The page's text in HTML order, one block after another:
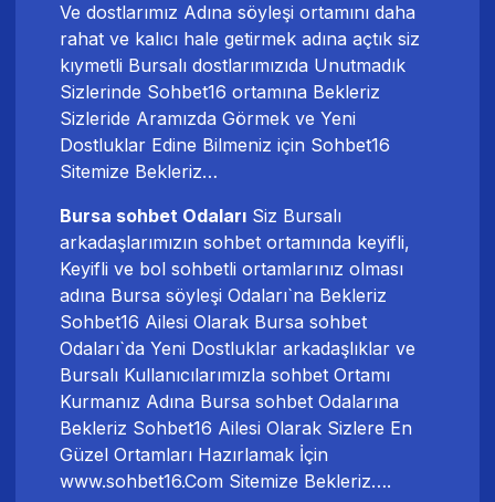
Ve dostlarımız Adına söyleşi ortamını daha
rahat ve kalıcı hale getirmek adına açtık siz
kıymetli Bursalı dostlarımızıda Unutmadık
Sizlerinde Sohbet16 ortamına Bekleriz
Sizleride Aramızda Görmek ve Yeni
Dostluklar Edine Bilmeniz için Sohbet16
Sitemize Bekleriz…
Bursa sohbet Odaları Siz Bursalı
arkadaşlarımızın sohbet ortamında keyifli,
Keyifli ve bol sohbetli ortamlarınız olması
adına Bursa söyleşi Odaları`na Bekleriz
Sohbet16 Ailesi Olarak Bursa sohbet
Odaları`da Yeni Dostluklar arkadaşlıklar ve
Bursalı Kullanıcılarımızla sohbet Ortamı
Kurmanız Adına Bursa sohbet Odalarına
Bekleriz Sohbet16 Ailesi Olarak Sizlere En
Güzel Ortamları Hazırlamak İçin
www.sohbet16.Com Sitemize Bekleriz….